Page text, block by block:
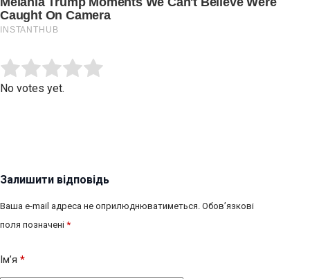
Rate this item:
No votes yet.
Залишити відповідь
Ваша e-mail адреса не оприлюднюватиметься. Обов’язкові
поля позначені *
Ім’я *